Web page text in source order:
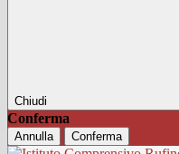
Chiudi
Conferma
Annulla Conferma